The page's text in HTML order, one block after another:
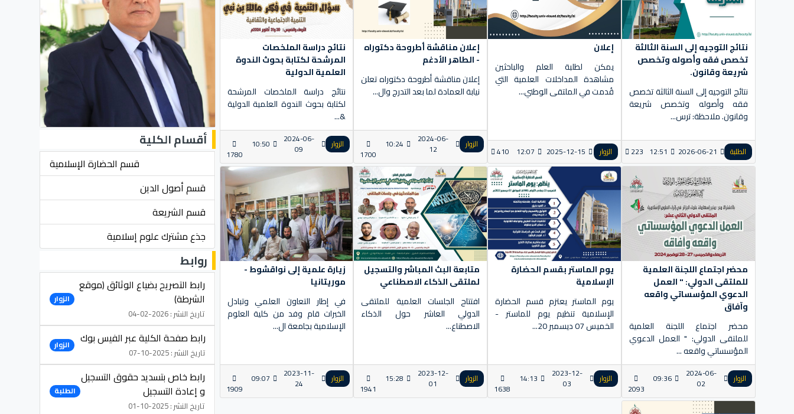
نتائج التوجيه إلى السنة الثالثة
تخصص فقه وأصوله وتخصص
شريعة وقانون.
نتائج التوجيه إلى السنة الثالثة تخصص
فقه وأصوله وتخصص شريعة
وقانون. ملاحظة: ترس...
الطلبة 2026-06-21
12:51
223
إعلان
يمكن لطلبة العلم والباحثين
مشاهدة المداخلات العلمية التي
قُدمت في الملتقى الوطني...
الزوار 2025-12-15
12:07
410
إعلان مناقشة أطروحة دكتوراه
- الطاهر الأدغم
إعلان مناقشة أطروحة دكتوراه تعلن
نيابة العمادة لما بعد التدرج وال...
الزوار 2024-06-
12
10:24
1700
نتائج دراسة الملخصات
المرشحة لكتابة بحوث الندوة
العلمية الدولية
نتائج دراسة الملخصات المرشحة
لكتابة بحوث الندوة العلمية الدولية
&...
الزوار 2024-06-
09
10:50
1780
محضر اجتماع اللجنة العلمية
للملتقى الدولي: " العمل
الدعوي المؤسساتي واقعه
وآفاق
محضر اجتماع اللجنة العلمية
للملتقى الدولي: " العمل الدعوي
المؤسساتي واقعه ...
الزوار 2024-06-
02
09:36
2093
يوم الماستر بقسم الحضارة
الإسلامية
يوم الماستر يعتزم قسم الحضارة
الإسلامية تنظيم يوم للماستر -
الخميس 07 ديسمبر 20...
الزوار 2023-12-
03
14:13
1638
متابعة البث المباشر والتسجيل
لملتقى الذكاء الاصطناعي
افتتاح الجلسات العلمية للملتقى
الدولي العاشر حول الذكاء
الاصطناع...
الزوار 2023-12-
01
15:28
1941
زيارة علمية إلى نواقشوط -
موريتانيا
في إطار التعاون العلمي وتبادل
الخبرات قام وفد من كلية العلوم
الإسلامية بجامعة ال...
الزوار 2023-11-
24
09:07
1909
أقسام الكلية
قسم الحضارة الإسلامية
قسم أصول الدين
قسم الشريعة
جذع مشترك علوم إسلامية
روابط
رابط التصريح بضياع الوثائق (موقع
الشرطة)
تاريخ النشر : 2026-02-04
الزوار
رابط صفحة الكلية عبر الفيس بوك
تاريخ النشر : 2025-10-07
الزوار
رابط خاص بتسديد حقوق التسجيل
و إعادة التسجيل
تاريخ النشر : 2025-10-01
الطلبة